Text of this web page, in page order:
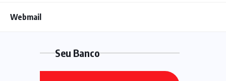
Webmail
Seu Banco